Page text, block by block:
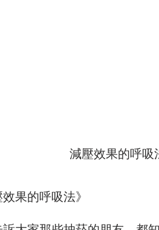
減壓效果的呼吸
果的呼吸法》